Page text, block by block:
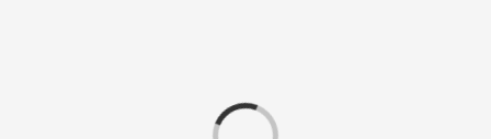
Laden...